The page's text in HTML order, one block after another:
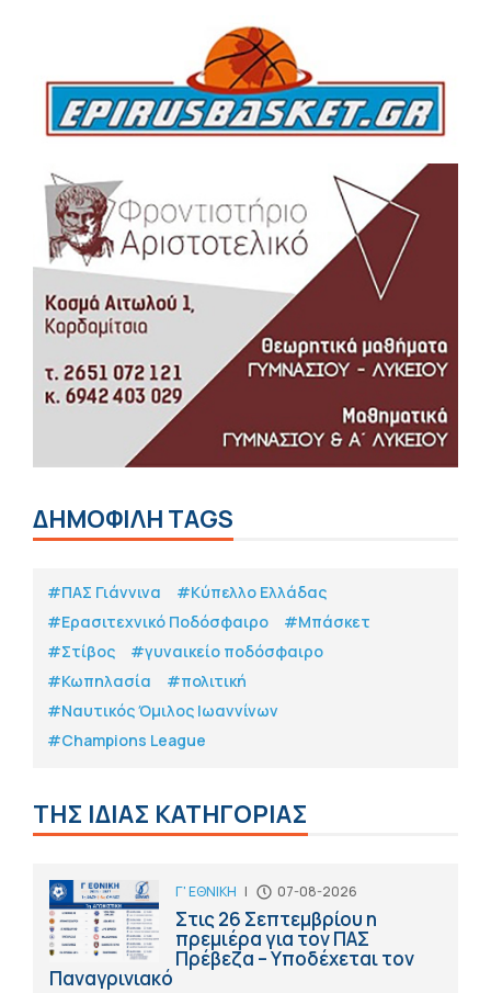
ΔΗΜΟΦΙΛΗ TAGS
#ΠΑΣ Γιάννινα
#Κύπελλο Ελλάδας
#Eρασιτεχνικό Ποδόσφαιρο
#Μπάσκετ
#Στίβος
#γυναικείο ποδόσφαιρο
#Κωπηλασία
#πολιτική
#Ναυτικός Όμιλος Ιωαννίνων
#Champions League
ΤΗΣ ΙΔΙΑΣ ΚΑΤΗΓΟΡΙΑΣ
Γ' ΕΘΝΙΚΗ | 07-08-2026
Στις 26 Σεπτεμβρίου η
πρεμιέρα για τον ΠΑΣ
Πρέβεζα – Υποδέχεται τον
Παναγρινιακό